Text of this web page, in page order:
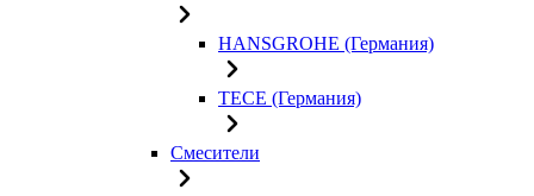
HANSGROHE (Германия)
TECE (Германия)
Смесители